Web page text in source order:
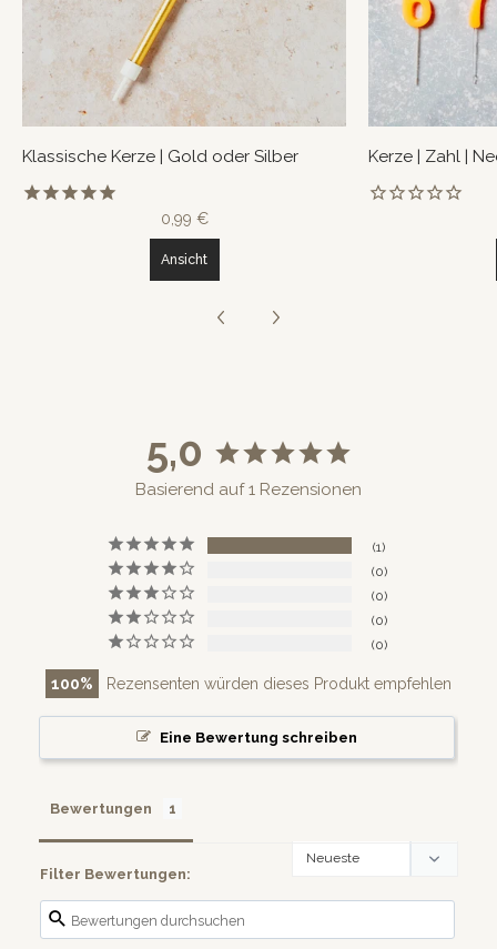
Klassische Kerze | Gold oder Silber
0,99 €
Ansicht
Kerze | Zahl |
5,0
Basierend auf 1 Rezensionen
1
0
0
0
0
100 Rezensenten würden dieses Produkt empfehlen
Eine Bewertung schreiben
Bewertungen
Filter Bewertungen: